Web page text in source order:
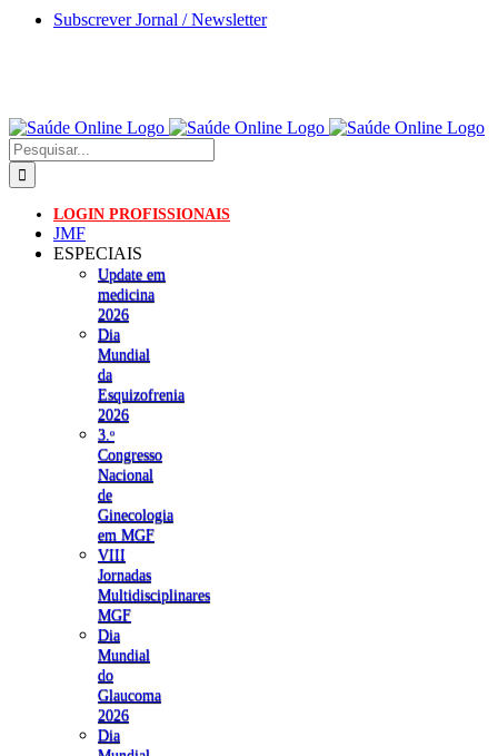
Skip
Subscrever Jornal / Newsletter
Pesquisar
LOGIN PROFISSIONAIS
JMF
ESPECIAIS
Update em
medicina
2026
Dia
Mundial
da
Esquizofrenia
2026
3.ᵒ
Congresso
Nacional
de
Ginecologia
em MGF
VIII
Jornadas
Multidisciplinares
MGF
Dia
Mundial
do
Glaucoma
2026
Dia